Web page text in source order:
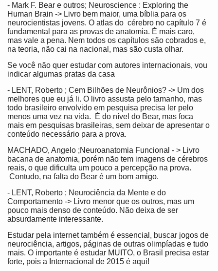
- Mark F. Bear e outros; Neuroscience : Exploring the
Human Brain -> Livro bem maior, uma bíblia para os
neurocientistas jovens. O atlas do cérebro no capítulo 7 é
fundamental para as provas de anatomia. É mais caro,
mas vale a pena. Nem todos os capítulos são cobrados e,
na teoria, não cai na nacional, mas são custa olhar.
Se você não quer estudar com autores internacionais, vou
indicar algumas pratas da casa
- LENT, Roberto ; Cem Bilhões de Neurônios? -> Um dos
melhores que eu já li. O livro assusta pelo tamanho, mas
todo brasileiro envolvido em pesquisa precisa ler pelo
menos uma vez na vida. É do nível do Bear, mas foca
mais em pesquisas brasileiras, sem deixar de apresentar o
conteúdo necessário para a prova.
MACHADO, Angelo ;Neuroanatomia Funcional - > Livro
bacana de anatomia, porém não tem imagens de cérebros
reais, o que dificulta um pouco a percepção na prova.
Contudo, na falta do Bear é um bom amigo.
- LENT, Roberto ; Neurociência da Mente e do
Comportamento -> Livro menor que os outros, mas um
pouco mais denso de conteúdo. Não deixa de ser
absurdamente interessante.
Estudar pela internet também é essencial, buscar jogos de
neurociência, artigos, páginas de outras olimpíadas e tudo
mais. O importante é estudar MUITO, o Brasil precisa estar
forte, pois a Internacional de 2015 é aqui!